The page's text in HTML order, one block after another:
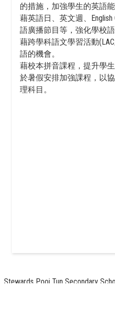
的措施，加強學生的英語能
藉英語日、英文週、English
語廣播節目等，強化學校語
藉跨學科語文學習活動
語的機會。
藉校本拼音課程，提升學
於暑假安排加強課程，以
理科目。
Stewards Pooi Tun Secondary